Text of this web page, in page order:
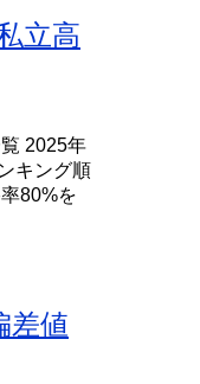
立高
2025年
キング順
80%を
差値